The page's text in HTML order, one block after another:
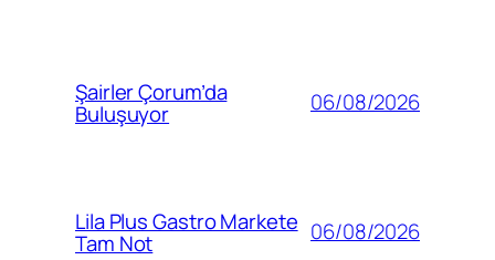
Şairler Çorum’da
Buluşuyor 06/08/2026
Lila Plus Gastro Markete
Tam Not 06/08/2026